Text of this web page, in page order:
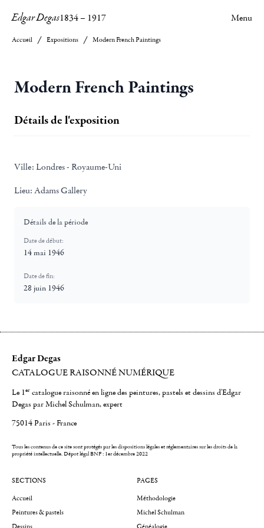
Edgar Degas1834– 1917 Menu
Accueil Expositions Modern French Paintings
Modern French Paintings
Détails de l'exposition
Ville: Londres - Royaume-Uni
Lieu: Adams Gallery
Détails de la période
Date de début:
14 mai 1946
Date de fin:
28 juin 1946
Edgar Degas
CATALOGUE RAISONNÉ NUMÉRIQUE
Le 1er catalogue raisonné en ligne des peintures, pastels et dessins d'Edgar
Degas par Michel Schulman, expert
75014 Paris - France
Tous les contenus de ce site sont protégés par les dispositions légales et réglementaires sur les droits de la
propriété intellectuelle.Dépot légal BNF : 1er décembre 2022
SECTIONS
Accueil
Peintures & pastels
PAGES
Méthodologie
Michel Schulman